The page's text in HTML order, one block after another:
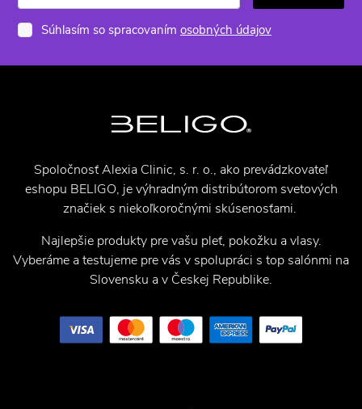
Súhlasím so spracovaním osobných údajov
Spoločnosť Alexia Clinic, s. r. o., ako prevádzkovateľ
eshopu BELIGO, je výhradným distribútorom svetových
značiek s niekoľkoročnými skúsenosťami.
Najlepšie produkty pre vašu pleť, pokožku a vlasy.
Vyberáme a testujeme pre vás v spolupráci s top salónmi na
Slovensku a v Českej Republike.